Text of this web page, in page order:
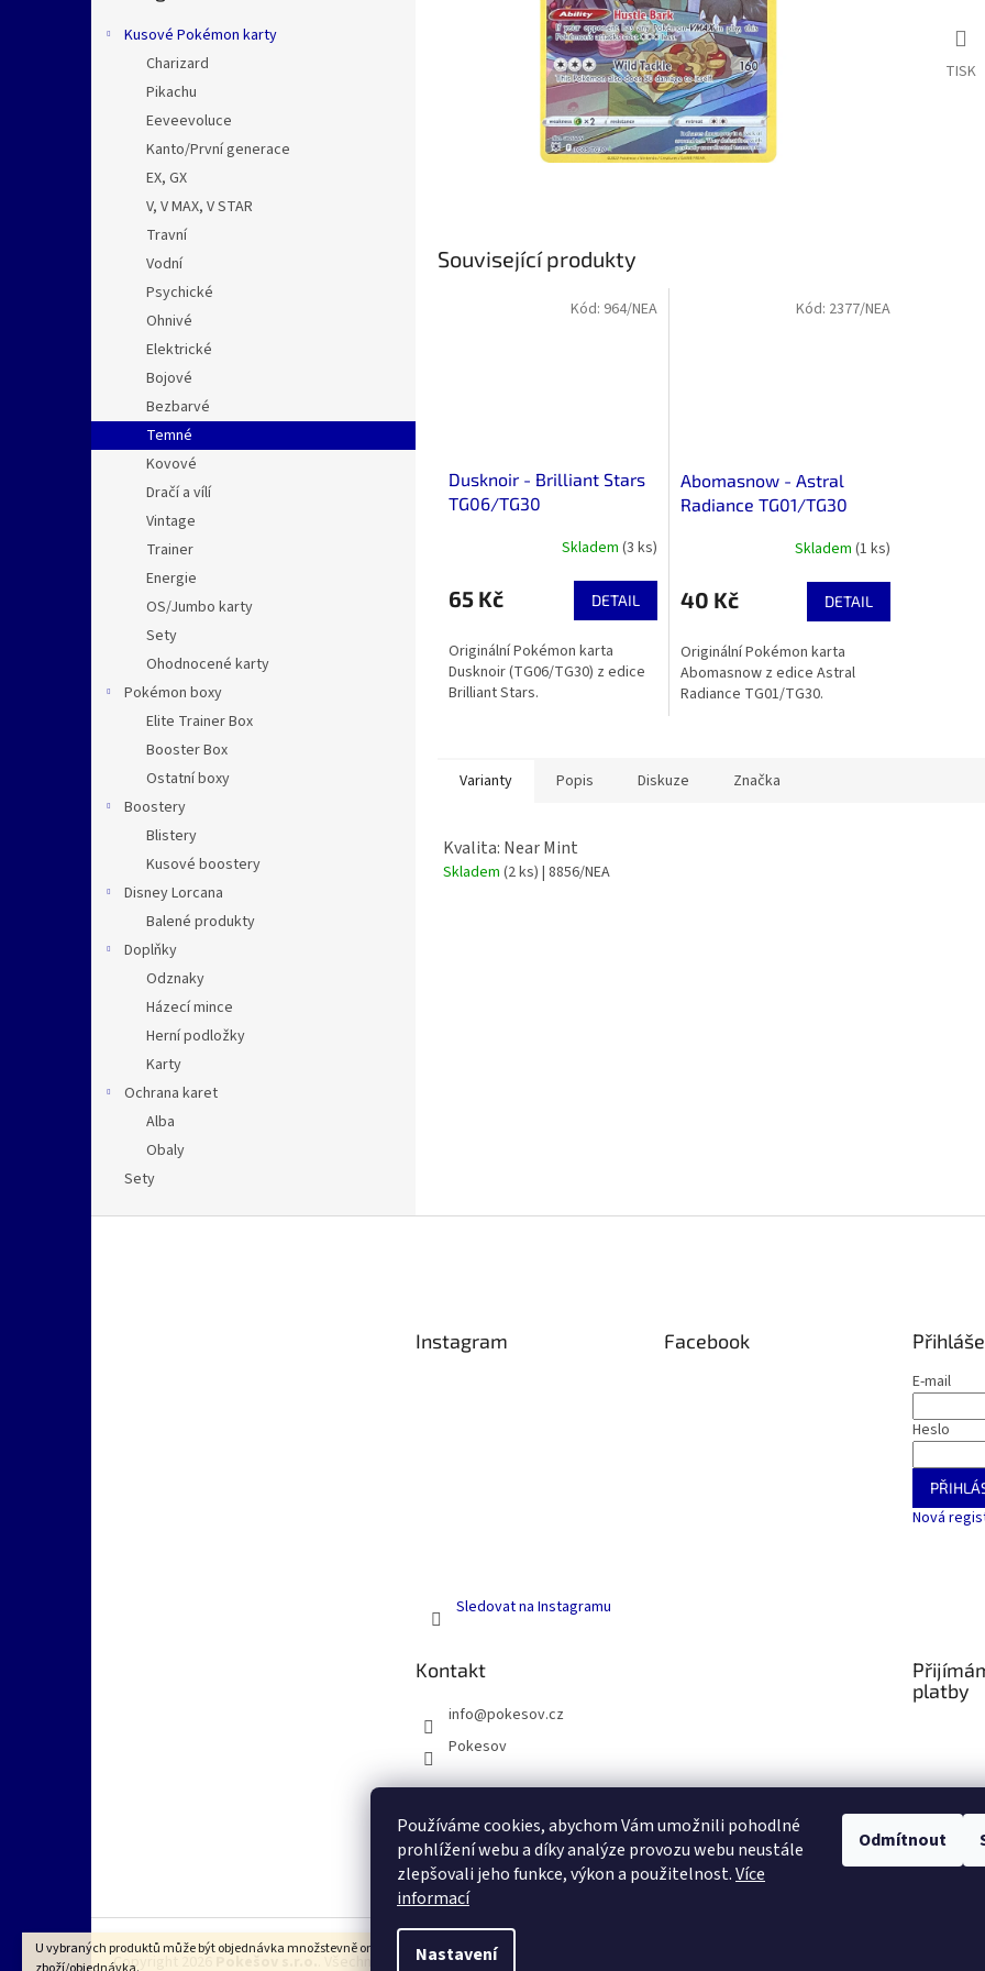
Používáme cookies, abychom Vám umožnili pohodlné
prohlížení webu a díky analýze provozu webu neustále
zlepšovali jeho funkce, výkon a použitelnost.Více
informací
Nastavení
Odmítnout
U vybraných produktů může být objednávka množstevně omezena dle VOP na 1ks
Kusové Pokémon karty
Charizard
Pikachu
Eeveevoluce
Kanto/První generace
EX, GX
V, V MAX, V STAR
Travní
Vodní
Psychické
Ohnivé
Elektrické
Bojové
Bezbarvé
Temné
Kovové
Dračí a vílí
Vintage
Trainer
Energie
OS/Jumbo karty
Sety
Ohodnocené karty
Pokémon boxy
Elite Trainer Box
Booster Box
Ostatní boxy
Boostery
Blistery
Kusové boostery
Disney Lorcana
Balené produkty
Doplňky
Odznaky
Házecí mince
Herní podložky
Karty
Ochrana karet
Alba
Obaly
Sety
TISK
Související produkty
Dusknoir - Brilliant Stars
TG06/TG30
Skladem (3 ks)
65 Kč DETAIL
Originální Pokémon karta
Dusknoir (TG06/TG30) z edice
Brilliant Stars.
Kód: 964/NEA
Abomasnow - Astral
Radiance TG01/TG30
Skladem (1 ks)
40 Kč DETAIL
Originální Pokémon karta
Abomasnow z edice Astral
Radiance TG01/TG30.
Kód: 2377/NEA
Varianty Popis Diskuze Značka
Kvalita: Near Mint
Skladem (2 ks) | 8856/NEA
Instagram
Sledovat na Instagramu
Facebook
E-mail
Heslo
Nová
Kontakt
info@pokesov.cz
Pokesov
platby
SLOVNÍČEK POJMŮ
Copyright 2026 . Všechna práva vyhrazena.